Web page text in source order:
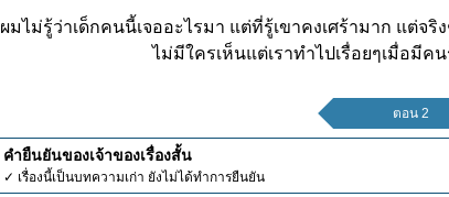
ผมไม่รู้ว่าเด็กคนนี้เจออะไรมา แต่ที่รู้เขาคงเศร้ามาก แต่จ
ไม่มีใครเห็นแต่เราทำไปเรื่อยๆเมื่อมี
ตอน 2
คำยืนยันของเจ้าของเรื่องสั้น
✓ เรื่องนี้เป็นบทความเก่า ยังไม่ได้ทำการยืนยัน